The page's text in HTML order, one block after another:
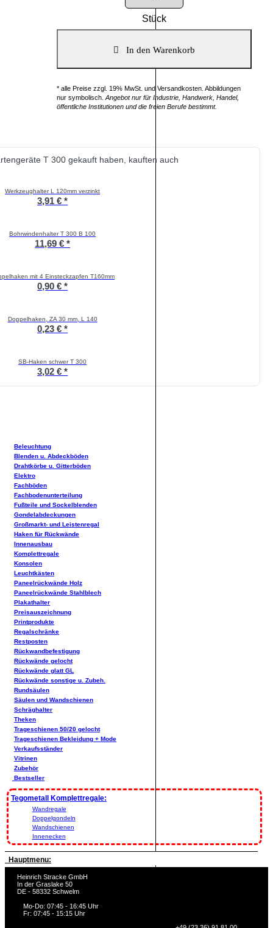
Stück
* alle Preise zzgl. 19% MwSt. und Versandkosten. Abbildungen
nur symbolisch. Angebot nur für Industrie, Handwerk, Handel,
öffentliche Institutionen und die freien Berufe bestimmt.
T 300 gekauft haben, kauften auch
Werkzeughalter L 120mm verzinkt
3,91 € *
Bohrwindenhalter T 300 B 100
11,69 € *
mit 4 Einsteckzapfen T160mm
0,90 € *
Doppelhaken, ZA 30 mm, L 140
0,23 € *
SB-Haken schwer T 300
3,02 € *
Beleuchtung
Blenden u. Abdeckböden
Drahtkörbe u. Gitterböden
Elektro
Fachböden
Fachbodenunterteilung
Fußteile und Sockelblenden
Gondelabdeckungen
Großmarkt- und Leistenregal
Haken für Rückwände
Innenausbau
Komplettregale
Konsolen
Leuchtkästen
Paneelrückwände Holz
Paneelrückwände Stahlblech
Plakathalter
Preisauszeichnung
Printprodukte
Regalschränke
Restposten
Rückwandbefestigung
Rückwände gelocht
Rückwände glatt GL
Rückwände sonstige u. Zubeh.
Rundsäulen
Säulen und Wandschienen
Schräghalter
Theken
Trageschienen 50/20 gelocht
Trageschienen Bekleidung + Mode
Verkaufsständer
Vitrinen
Zubehör
Bestseller
Tegometall Komplettregale:
Wandregale
Doppelgondeln
Wandschienen
Innenecken
Hauptmenu:
Heinrich Stracke GmbH
In der Graslake 50
DE - 58332 Schwelm
Mo-Do: 07:45 - 16:45 Uhr
Fr: 07:45 - 15:15 Uhr